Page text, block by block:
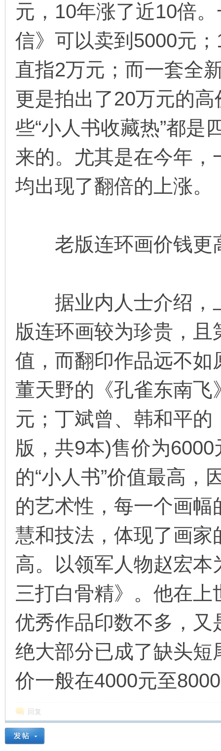
元，10年涨了近10倍
信》可以卖到5000元
直指2万元；而一套全
更是拍出了20万元的
些“小人书收藏热”都是
来的。尤其是在今年
均出现了翻倍的上涨。
老版连环画价钱更
据业内人士介绍，
版连环画较为珍贵，
值，而翻印作品远不
董天野的《孔雀东南飞
元；丁斌曾、韩和平
版，共9本)售价为
的“小人书”价值最高，
的艺术性，每一个画
慧和技法，体现了画
高。以领军人物赵宏
三打白骨精》。他在
优秀作品印数不多，
绝大部分已成了缺头
价一般在4000元至
回复